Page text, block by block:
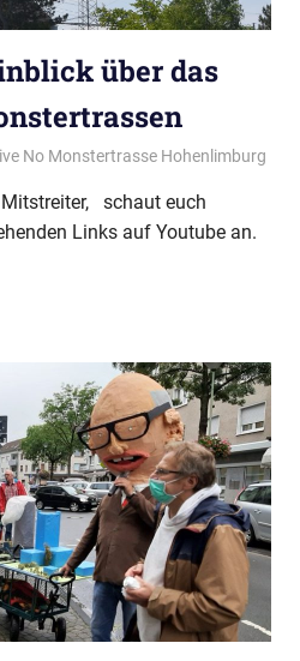
über das
No Monstertrasse Hohenlimburg
schaut euch
Links auf Youtube an.